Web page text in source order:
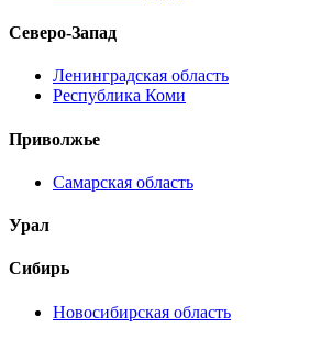
Северо-Запад
Ленинградская область
Республика Коми
Приволжье
Самарская область
Урал
Сибирь
Новосибирская область